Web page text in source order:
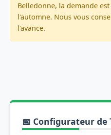
Belledonne, la demande
l'automne. Nous vous
l'avance.
📅 Configurateur de